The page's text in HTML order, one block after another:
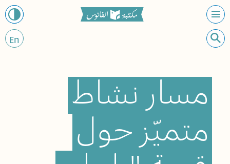
En
مسار نشاط
متميّز حول